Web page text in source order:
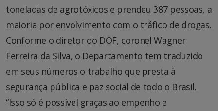
toneladas de agrotóxicos e prendeu 387 pessoas, a
maioria por envolvimento com o tráfico de drogas.
Conforme o diretor do DOF, coronel Wagner
Ferreira da Silva, o Departamento tem traduzido
em seus números o trabalho que presta à
segurança pública e paz social de todo o Brasil.
“Isso só é possível graças ao empenho e